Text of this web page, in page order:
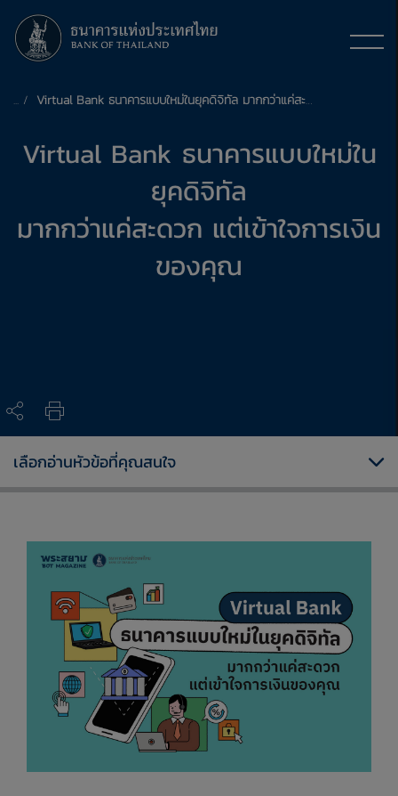
Virtual Bank ธนาคารแบบใหม่ในยุคดิจิทัล มากกว่าแค่สะดวก แต่เข้าใจการเงินของคุณ
Virtual Bank ธนาคารแบบใหม่ใน
ยุคดิจิทัล
มากกว่าแค่สะดวก แต่เข้าใจการเงิน
ของคุณ
เลือกอ่านหัวข้อที่คุณสนใจ